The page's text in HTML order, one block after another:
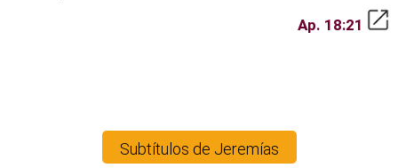
Ap. 18:21
Subtítulos de Jeremías